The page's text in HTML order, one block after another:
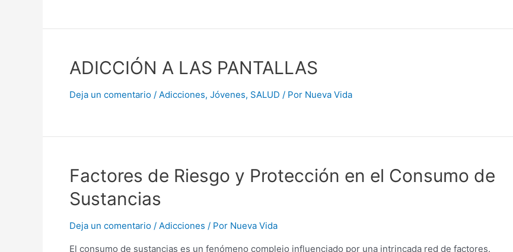
ADICCIÓN A LAS PANTALLAS
Deja un comentario / Adicciones, Jóvenes, SALUD / Por Nueva Vida
Factores de Riesgo y Protección en el Consumo de
Sustancias
Deja un comentario / Adicciones / Por Nueva Vida
El consumo de sustancias es un fenómeno complejo influenciado por una intrincada red de factores.